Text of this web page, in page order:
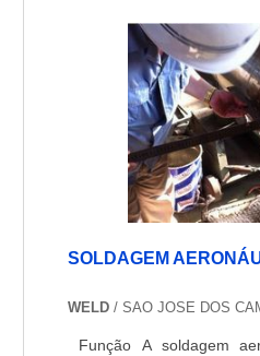
funcionamento
SOLDAGEM
WELD / SAO JOSE DOS
Função A soldagem